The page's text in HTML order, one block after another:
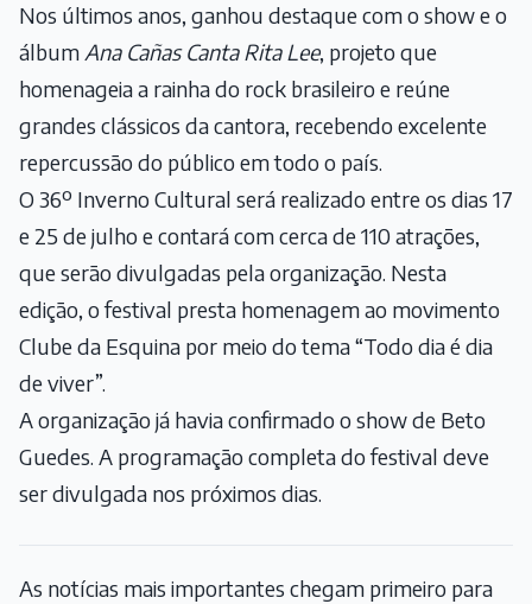
Nos últimos anos, ganhou destaque com o show e o
álbum Ana Cañas Canta Rita Lee, projeto que
homenageia a rainha do rock brasileiro e reúne
grandes clássicos da cantora, recebendo excelente
repercussão do público em todo o país.
O 36º Inverno Cultural será realizado entre os dias 17
e 25 de julho e contará com cerca de 110 atrações,
que serão divulgadas pela organização. Nesta
edição, o festival presta homenagem ao movimento
Clube da Esquina por meio do tema “Todo dia é dia
de viver”.
A organização já havia confirmado o show de Beto
Guedes. A programação completa do festival deve
ser divulgada nos próximos dias.
As notícias mais importantes chegam primeiro para